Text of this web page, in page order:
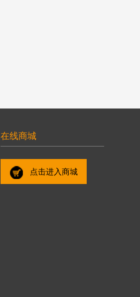
在线商城
点击进入商城